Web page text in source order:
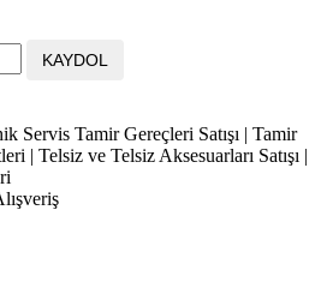
Servis Tamir Gereçleri Satışı | Tamir
| Telsiz ve Telsiz Aksesuarları Satışı |